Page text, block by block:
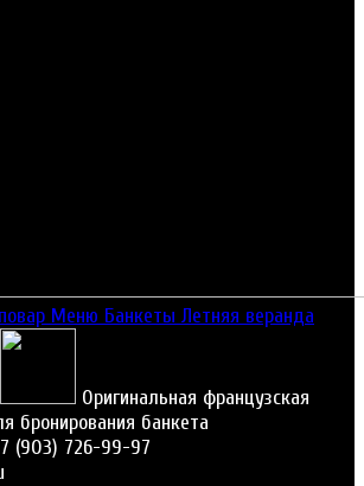
Меню Банкеты Летняя веранда
Оригинальная французская
бронирования банкета
(903) 726-99-97